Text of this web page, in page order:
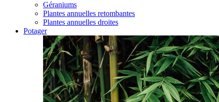
Géraniums
Plantes annuelles retombantes
Plantes annuelles droites
Potager